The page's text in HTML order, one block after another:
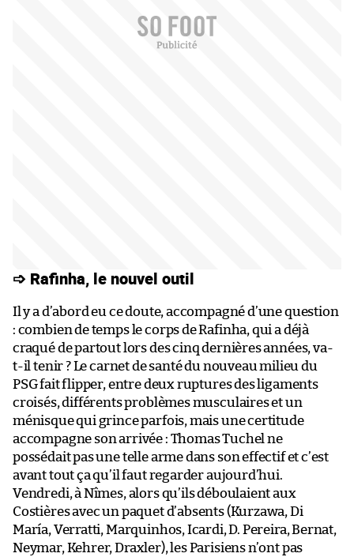
➩ Rafinha, le nouvel outil
Il y a d’abord eu ce doute, accompagné d’une question
: combien de temps le corps de Rafinha, qui a déjà
craqué de partout lors des cinq dernières années, va-
t-il tenir ? Le carnet de santé du nouveau milieu du
PSG fait flipper, entre deux ruptures des ligaments
croisés, différents problèmes musculaires et un
ménisque qui grince parfois, mais une certitude
accompagne son arrivée : Thomas Tuchel ne
possédait pas une telle arme dans son effectif et c’est
avant tout ça qu’il faut regarder aujourd’hui.
Vendredi, à Nîmes, alors qu’ils déboulaient aux
Costières avec un paquet d’absents (Kurzawa, Di
María, Verratti, Marquinhos, Icardi, D. Pereira, Bernat,
Neymar, Kehrer, Draxler), les Parisiens n’ont pas